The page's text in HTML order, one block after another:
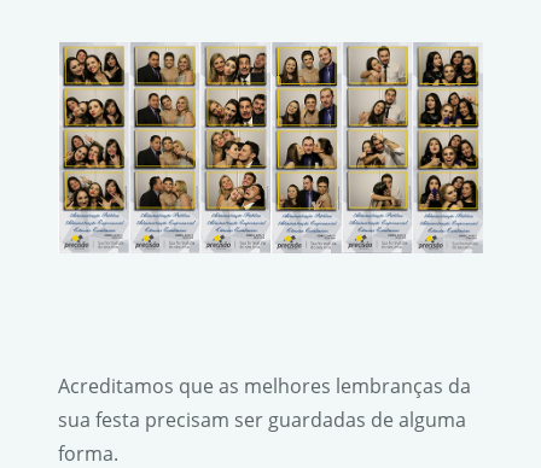
Acreditamos que as melhores lembranças da
sua festa precisam ser guardadas de alguma
forma.